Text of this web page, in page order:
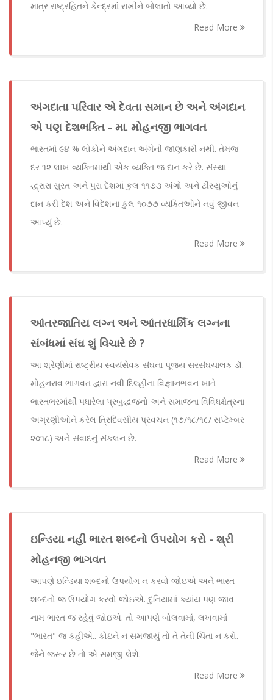
માત્ર રાષ્ટ્રહિતને કેન્દ્રમાં રાખીને બોલાતો આવ્યો છે.
Read More
અંગદાતા પરિવાર એ દેવતા સમાન છે અને અંગદાન
એ પણ દેશભક્તિ - મા. મોહનજી ભાગવત
ભારતમાં ૯૪ % લોકોને અંગદાન અંગેની જાણકારી નથી. તેમજ
દર ૧૨ લાખ વ્યક્તિમાંથી એક વ્યક્તિ જ દાન કરે છે. સંસ્થા
દ્ધ્રારા સુરત અને પુરા દેશમાં કુલ ૧૧૭૩ અંગો અને ટીસ્યુઓનું
દાન કરી દેશ અને વિદેશના કુલ ૧૦૭૭ વ્યક્તિઓને નવું જીવન
આપ્યું છે.
Read More
આંતરજાતિય લગ્ન અને આંતરધાર્મિક લગ્નના
સંબંધમાં સંઘ શું વિચારે છે ?
આ શ્રેણીમાં રાષ્ટ્રીય સ્વયંસેવક સંઘના પૂજ્ય સરસંઘચાલક ડૉ.
મોહનરાવ ભાગવત દ્વારા નવી દિલ્હીના વિજ્ઞાનભવન ખાતે
ભારતભરમાંથી પધારેલા પ્રબુદ્ધજનો અને સમાજના વિવિધક્ષેત્રના
અગ્રણીઓને કરેલ ત્રિદિવસીય પ્રવચન (૧૭/૧૮/૧૯/ સપ્ટેમ્બર
૨૦૧૮) અને સંવાદનું સંકલન છે.
Read More
ઇન્ડિયા નહી ભારત શબ્દનો ઉપયોગ કરો - શ્રી
મોહનજી ભાગવત
આપણે ઇન્ડિયા શબ્દનો ઉપયોગ ન કરવો જોઇએ અને ભારત
શબ્દનો જ ઉપયોગ કરવો જોઇએ. દુનિયામાં ક્યાંય પણ જાવ
નામ ભારત જ રહેવું જોઇએ. તો આપણે બોલવામાં, લખવામાં
"ભારત" જ કહીએ.. કોઇને ન સમજાયું તો તે તેની ચિંતા ન કરો.
જેને જરૂર છે તો એ સમજી લેશે.
Read More